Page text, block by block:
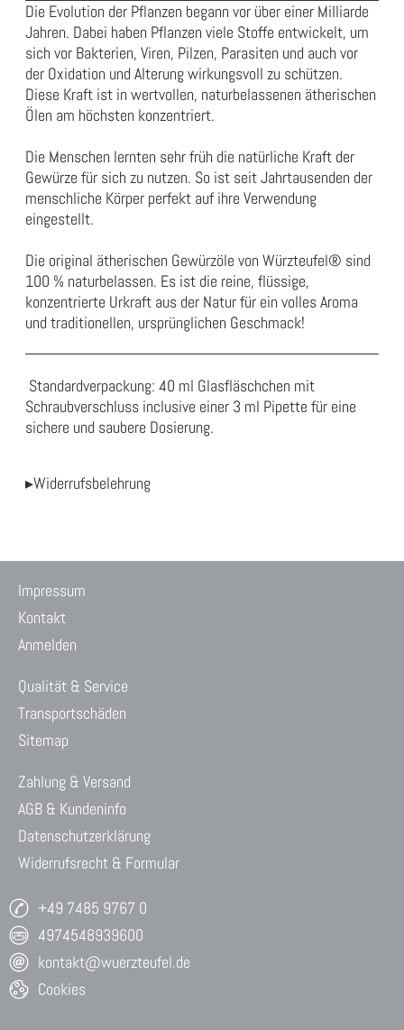
Die Evolution der Pflanzen begann vor über einer Milliarde
Jahren. Dabei haben Pflanzen viele Stoffe entwickelt, um
sich vor Bakterien, Viren, Pilzen, Parasiten und auch vor
der Oxidation und Alterung wirkungsvoll zu schützen.
Diese Kraft ist in wertvollen, naturbelassenen ätherischen
Ölen am höchsten konzentriert.
Die Menschen lernten sehr früh die natürliche Kraft der
Gewürze für sich zu nutzen. So ist seit Jahrtausenden der
menschliche Körper perfekt auf ihre Verwendung
eingestellt.
Die original ätherischen Gewürzöle von Würzteufel® sind
100 % naturbelassen. Es ist die reine, flüssige,
konzentrierte Urkraft aus der Natur für ein volles Aroma
und traditionellen, ursprünglichen Geschmack!
Standardverpackung: 40 ml Glasfläschchen mit
Schraubverschluss inclusive einer 3 ml Pipette für eine
sichere und saubere Dosierung.
▸Widerrufsbelehrung
Impressum
Kontakt
Anmelden
Qualität & Service
Transportschäden
Sitemap
Zahlung & Versand
AGB & Kundeninfo
Datenschutzerklärung
Widerrufsrecht & Formular
+49 7485 9767 0
4974548939600
kontakt@wuerzteufel.de
Cookies